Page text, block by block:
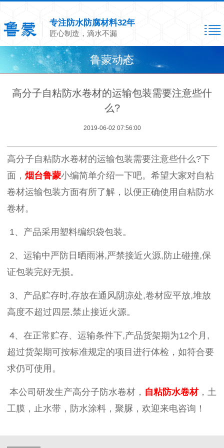
专注防水防腐材料32年
匠心制造，滴水不漏
鲁蒙动态
高分子自粘防水卷材的运输包装需要注意些什
么?
2019-06-02 07:56:00
高分子自粘防水卷材的运输包装需要注意些什么?下
面， 烟台鲁蒙小编简单介绍一下吧。希望大家对自粘
卷材运输包装方面有所了解，以便正确使用自粘防水
卷材。
1、产品采用塑料编织袋包装。
2、运输中严防日晒雨淋,严禁接近火源, 防止碰撞,保
证包装完好无损。
3、产品贮存时,存放在通风阴凉处,卷材应平放,堆放
高度不超过四层,禁止接近火源。
4、在正常贮存、运输条件下,产品货架期为12个月 ,
超过货架期可按标准规定的项目进行体检，如符合要
求仍可使用。
本公司研发生产高分子防水卷材， 自粘防水卷材，土
工膜，止水带，防水涂料，聚脲，欢迎来电咨询！